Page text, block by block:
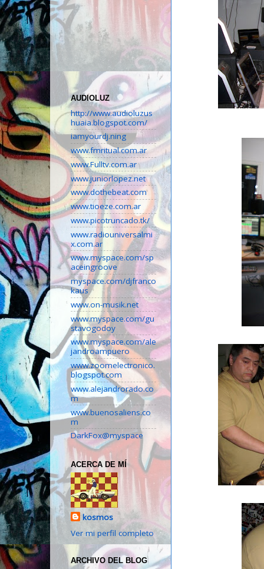
AUDIOLUZ
http://www.audioluzus
huaia.blogspot.com/
iamyourdj.ning
www.fmritual.com.ar
www.Fulltv.com.ar
www.juniorlopez.net
www.dothebeat.com
www.tioeze.com.ar
www.picotruncado.tk/
www.radiouniversalmi
x.com.ar
www.myspace.com/sp
aceingroove
myspace.com/djfranco
kaus
www.on-musik.net
www.myspace.com/gu
stavogodoy
www.myspace.com/ale
jandroampuero
www.zoomelectronico.
blogspot.com
www.alejandrorado.co
m
www.buenosaliens.co
m
DarkFox@myspace
ACERCA DE MÍ
kosmos
Ver mi perfil completo
ARCHIVO DEL BLOG